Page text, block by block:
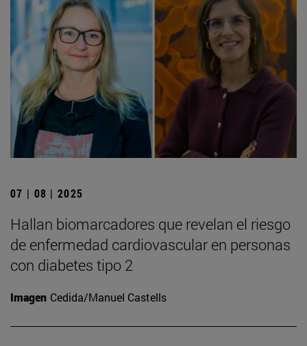
07 | 08 | 2025
Hallan biomarcadores que revelan el riesgo
de enfermedad cardiovascular en personas
con diabetes tipo 2
Imagen Cedida/Manuel Castells